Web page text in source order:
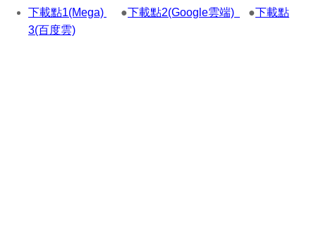
下載點1(Mega) ●下載點2(Google雲端) ●下載點
3(百度雲)